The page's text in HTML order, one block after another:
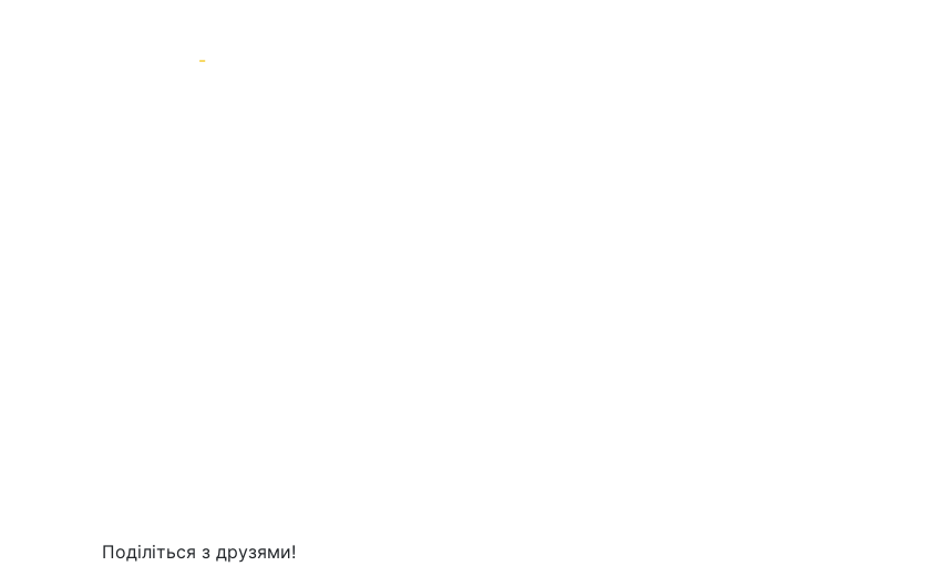
-
Поділіться з друзями!